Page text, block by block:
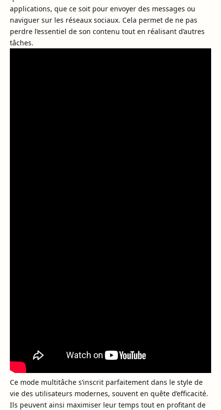
applications, que ce soit pour envoyer des messages ou
naviguer sur les réseaux sociaux. Cela permet de ne pas
perdre l’essentiel de son contenu tout en réalisant d’autres
tâches.
Ce mode multitâche s’inscrit parfaitement dans le style de
vie des utilisateurs modernes, souvent en quête d’efficacité.
Ils peuvent ainsi maximiser leur temps tout en profitant de